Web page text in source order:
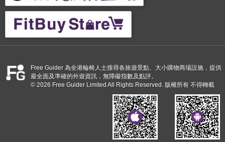
Free Guider 為全港輪椅人士搜尋各旅遊景點、大小購物商場設施，提供
最全面及準確的外遊資訊，無障礙指數及點評。
© 2026 Free Guider Limited All Rights Reserved. 版權所有 不得轉載